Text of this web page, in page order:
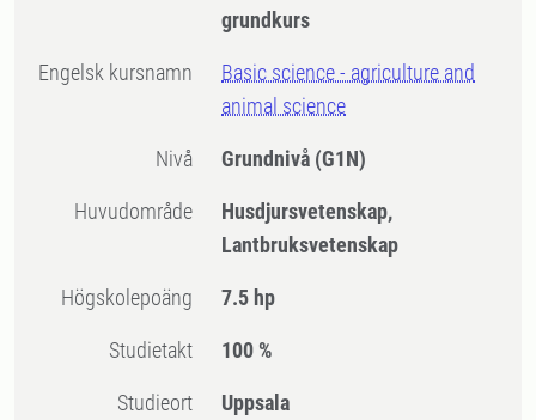
grundkurs
Engelsk kursnamn
Basic science - agriculture and
animal science
Nivå Grundnivå (G1N)
Huvudområde
Husdjursvetenskap,
Lantbruksvetenskap
högskolepoäng 7.5 hp
Studietakt 100 %
Studieort Uppsala